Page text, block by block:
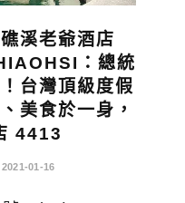
溪老爺酒店
：總統
台灣頂級度假
美食於一身，
4413
2021-01-16